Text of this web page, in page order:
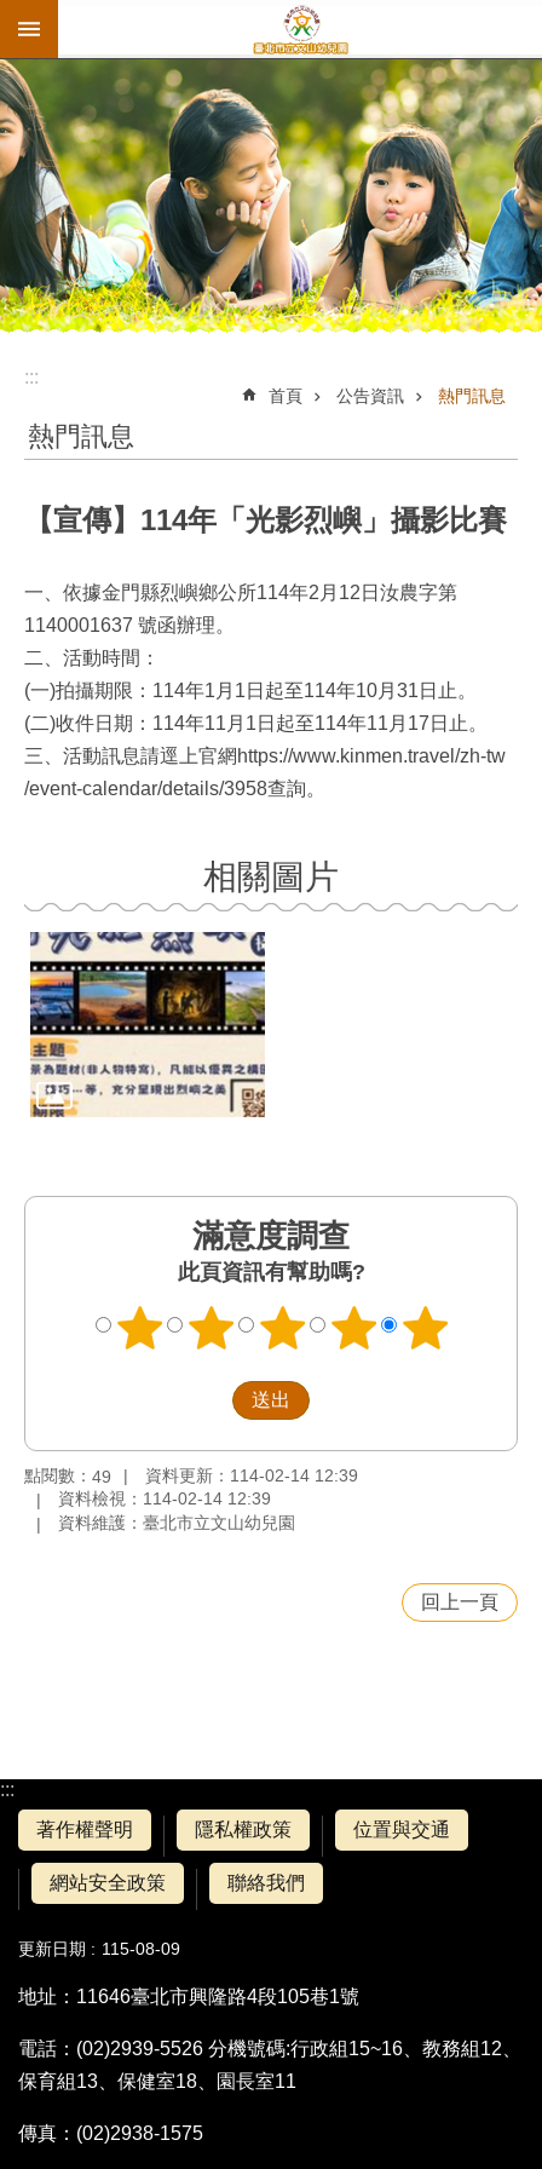
跳到主要內容區塊
:::
首頁 公告資訊 熱門訊息
熱門訊息
【宣傳】114年「光影烈嶼」攝影比賽
一、依據金門縣烈嶼鄉公所114年2月12日汝農字第
1140001637 號函辦理。
二、活動時間：
(一)拍攝期限：114年1月1日起至114年10月31日止。
(二)收件日期：114年11月1日起至114年11月17日止。
三、活動訊息請逕上官網https://www.kinmen.travel/zh-tw
/event-calendar/details/3958查詢。
相關圖片
滿意度調查
此頁資訊有幫助嗎?
點閱數： 49
資料更新：114-02-14 12:39
資料檢視：114-02-14 12:39
資料維護：臺北市立文山幼兒園
回上一頁
:::
著作權聲明
隱私權政策 位置與交通
網站安全政策 聯絡我們
更新日期 115-08-09
地址：11646臺北市興隆路4段105巷1號
電話：(02)2939-5526 分機號碼:行政組15~16、教務組12、
保育組13、保健室18、園長室11
傳真：(02)2938-1575